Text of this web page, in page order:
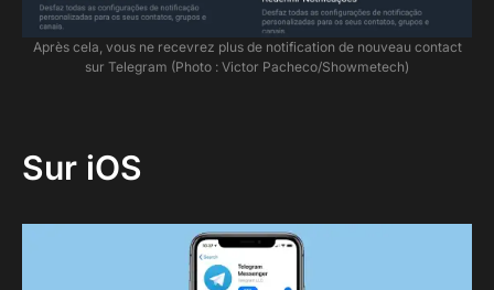
Après cela, vous ne recevrez plus de notification de nouveau contact
sur Telegram (Photo : Victor Pacheco/Showmetech)
Sur iOS